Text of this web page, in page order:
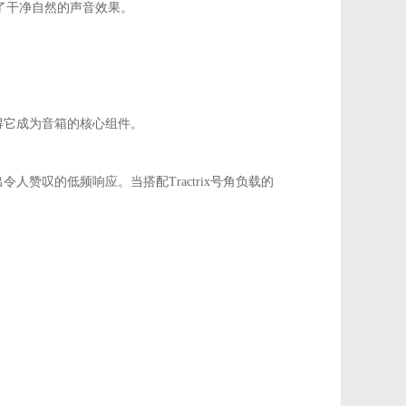
净自然的声音效果。
成为音箱的核心组件。
人赞叹的低频响应。当搭配Tractrix号角负载的